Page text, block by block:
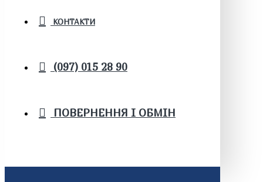
КОНТАКТИ
(097) 015 28 90
ПОВЕРНЕННЯ І ОБМІН